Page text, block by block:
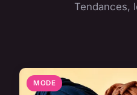
Tendances,
MODE